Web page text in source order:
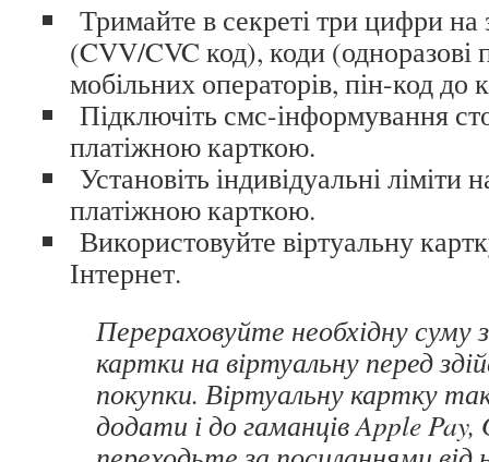
Тримайте в секреті три цифри на
(CVV/CVC код), коди (одноразові
мобільних операторів, пін-код до
Підключіть смс-інформування
платіжною карткою.
Установіть індивідуальні ліміти
платіжною карткою.
Використовуйте віртуальну
Інтернет.
Перераховуйте необхідну суму
картки на віртуальну перед
покупки. Віртуальну картку
додати і до гаманців Apple Pay,